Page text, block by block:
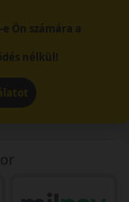
Ön számára a
nélkül!